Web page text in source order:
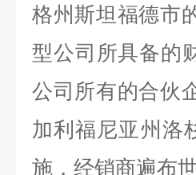
格州斯坦福德市
型公司所具备的
公司所有的合伙
加利福尼亚州洛
施，经销商遍布世